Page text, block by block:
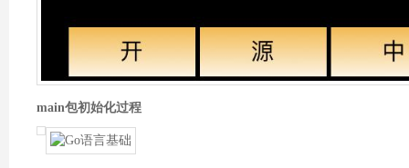
main包初始化过程